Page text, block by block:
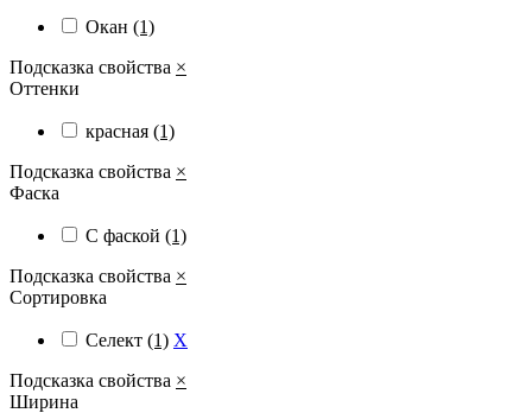
Окан (1)
Подсказка свойства ×
Оттенки
красная (1)
Подсказка свойства ×
Фаска
С фаской (1)
Подсказка свойства ×
Сортировка
Селект (1) X
Подсказка свойства ×
Ширина